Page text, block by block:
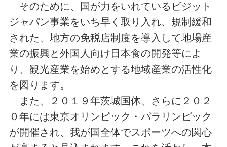
そのために、国が力をいれているビジット
ジャパン事業をいち早く取り入れ、規制緩和
された、地方の免税店制度を導入して地場産
業の振興と外国人向け日本食の開発等によ
り、観光産業を始めとする地域産業の活性化
を図ります。
また、２０１９年茨城国体、さらに２０２
０年には東京オリンピック・パラリンピック
が開催され、我が国全体でスポーツへの関心